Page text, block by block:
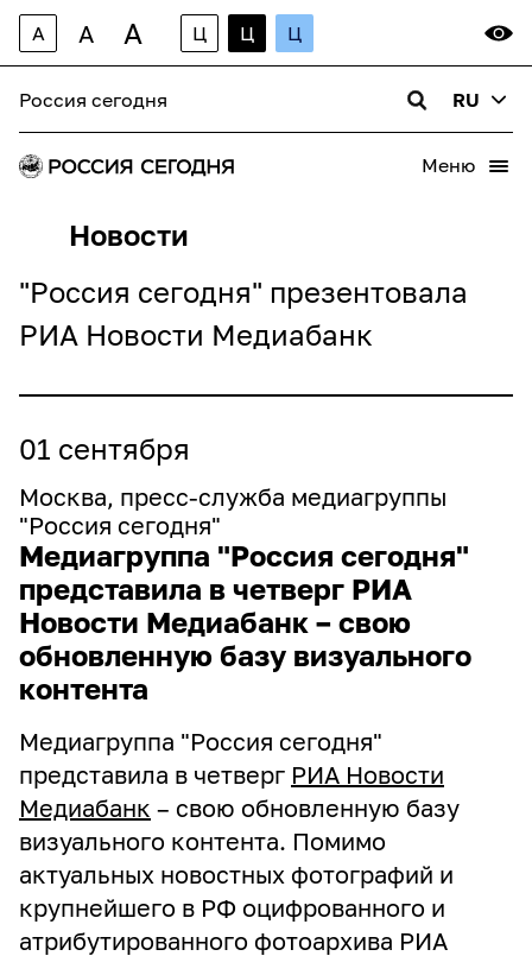
A A A Ц Ц Ц
Россия сегодня RU
Меню
Новости
"Россия сегодня" презентовала
РИА Новости Медиабанк
01 сентября
Москва, пресс-служба медиагруппы
"Россия сегодня"
Медиагруппа "Россия сегодня"
представила в четверг РИА
Новости Медиабанк – свою
обновленную базу визуального
контента
Медиагруппа "Россия сегодня"
представила в четверг РИА Новости
Медиабанк – свою обновленную базу
визуального контента. Помимо
актуальных новостных фотографий и
крупнейшего в РФ оцифрованного и
атрибутированного фотоархива РИА